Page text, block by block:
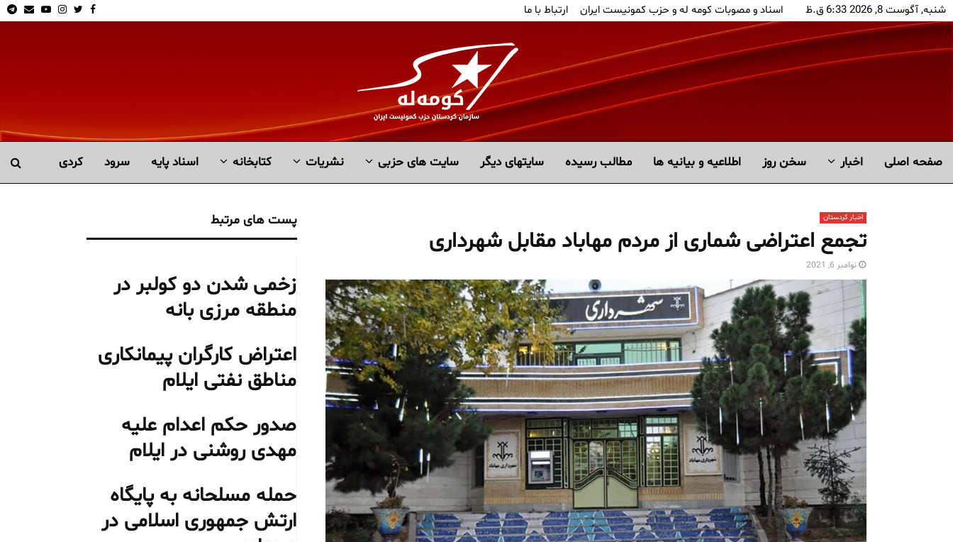
شنبه, آگوست 8, 2026 6:33 ق.ظ اسناد و مصوبات کومه له و حزب کمونیست ایران ارتباط با ما Facebook
Twitter
Instagram
Youtube
Email
صفحه اصلی اخبار سخن روز اطلاعیه و بیانیه ها مطالب رسیده سايتهاى ديگر سایت های حزبی نشریات کتابخانە اسناد پایه سرود کردی
اخبار کردستان
تجمع اعتراضی شماری از مردم مهاباد مقابل شهرداری
نوامبر 6, 2021
پست های مرتبط
زخمی شدن دو کولبر در
منطقه مرزی بانه
اعتراض کارگران پیمانکاری
مناطق نفتی ایلام
صدور حکم اعدام علیه
مهدی روشنی در ایلام
حمله مسلحانه به پایگاه
ارتش جمهوری اسلامی در